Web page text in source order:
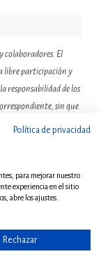
colaboradores. El
libre participación y
responsabilidad de los
sin que
asuman o
Política de privacidad
para mejorar nuestro
experiencia en el sitio
abre los ajustes.
Rechazar